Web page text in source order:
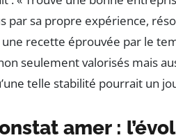
par sa propre expérience,
une recette éprouvée par le
seulement valorisés mais
telle stabilité pourrait un
amer :